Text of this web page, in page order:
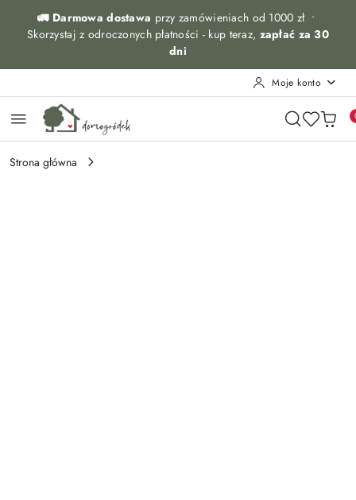
Przejdź do treści głównej
Przejdź do wyszukiwarki
Przejdź do moje konto
Przejdź do menu głównego
Przejdź do opisu produktu
Przejdź do stopki
🚛 Darmowa dostawa przy zamówieniach od 1000 zł •
Skorzystaj z odroczonych płatności - kup teraz, zapłać za 30
dni
Moje konto
Strona główna